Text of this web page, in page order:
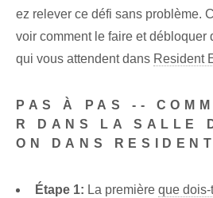
ez relever ce défi sans problème.
voir comment le faire et débloquer
qui vous attendent dans Resident
PAS À PAS --
R DANS LA SALLE
ON DANS
Étape 1: La première que